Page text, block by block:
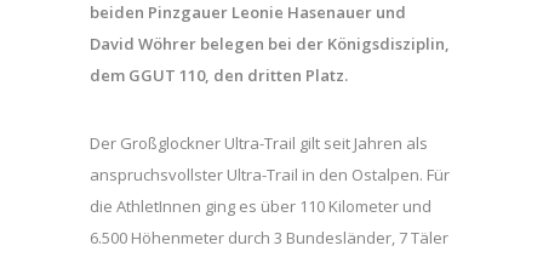
beiden Pinzgauer Leonie Hasenauer und
David Wöhrer belegen bei der Königsdisziplin,
dem GGUT 110, den dritten Platz.
Der Großglockner Ultra-Trail gilt seit Jahren als
anspruchsvollster Ultra-Trail in den Ostalpen. Für
die AthletInnen ging es über 110 Kilometer und
6.500 Höhenmeter durch 3 Bundesländer, 7 Täler